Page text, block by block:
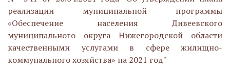
реализации муниципальной программы
«Обеспечение населения Дивеевского
муниципального округа Нижегородской области
качественными услугами в сфере жилищно-
коммунального хозяйства» на 2021 год"